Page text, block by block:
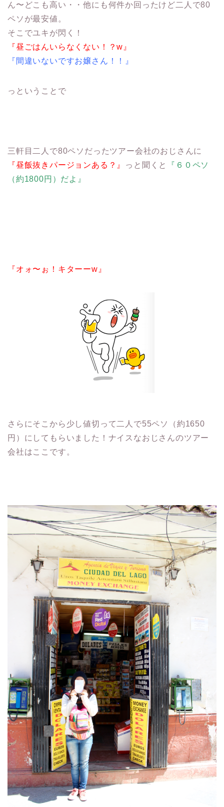
ん〜どこも高い・・他にも何件か回ったけど二人で80
ペソが最安値。
そこでユキが閃く！
『昼ごはんいらなくない！？w』
『間違いないですお嬢さん！！』
っということで
三軒目二人で80ペソだったツアー会社のおじさんに
『昼飯抜きパージョンある？』
っと聞くと
『６０ペソ
（約1800円）だよ』
『オォ〜ぉ！キターーw』
さらにそこから少し値切って二人で55ペソ（約1650
円）にしてもらいました！ナイスなおじさんのツアー
会社はここです。